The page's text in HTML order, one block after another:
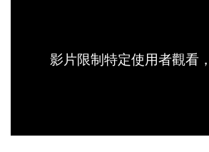
影片限制特定使用者觀看